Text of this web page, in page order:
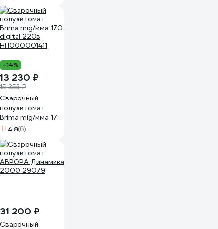
MIG/MAG/MMA,
полуавтоматическая
сварка в среде
605302150
-14%
13 230 ₽
15 355 ₽
Сварочный
полуавтомат
Brima mig/мма 170
digital 220в
4.8(6)
31 200 ₽
Сварочный